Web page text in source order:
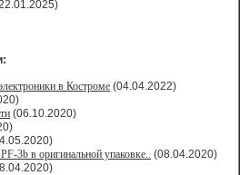
в Костроме (04.04.2022)
(06.10.2020)
3b в оригинальной упаковке.. (08.04.2020)